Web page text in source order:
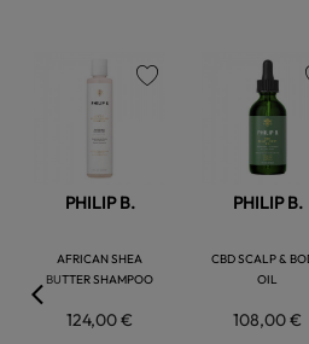
PHILIP B.
AFRICAN SHEA
BUTTER SHAMPOO
124,00 €
PHILIP B.
CBD SCALP &
OIL
108,00 €